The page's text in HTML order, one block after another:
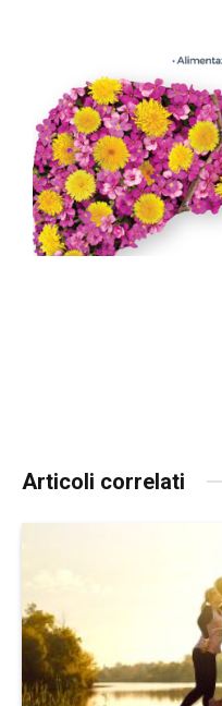
Articoli correlati